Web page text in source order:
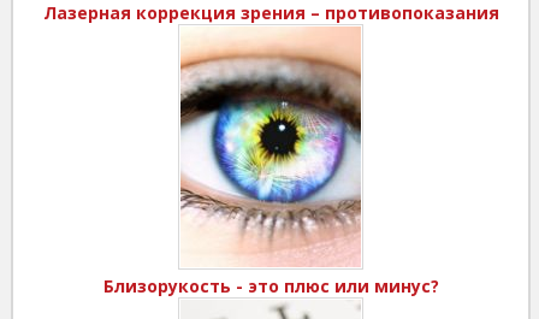
Лазерная коррекция зрения – противопоказания
Близорукость - это плюс или минус?